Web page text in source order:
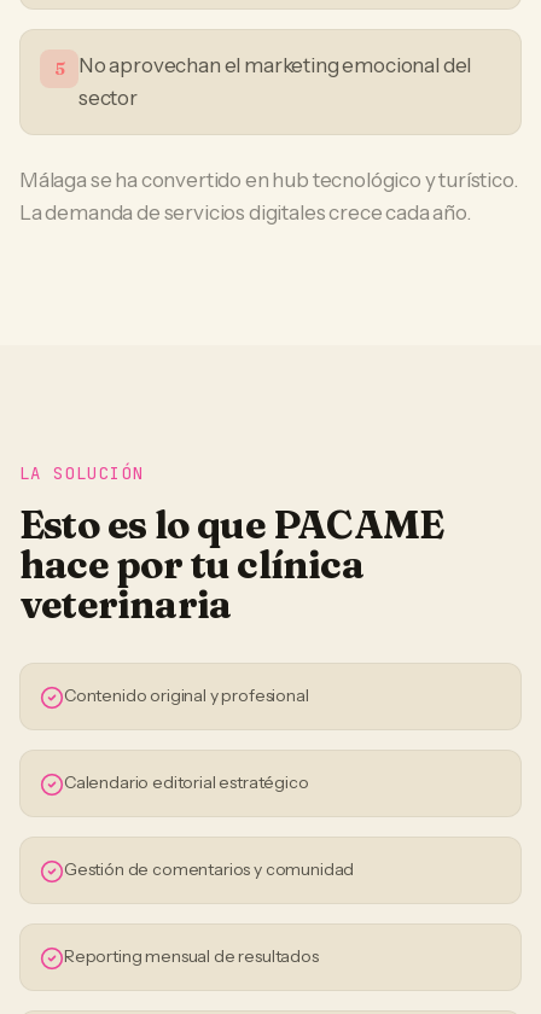
5
No aprovechan el marketing emocional del
sector
Málaga se ha convertido en hub tecnológico y turístico.
La demanda de servicios digitales crece cada año.
LA SOLUCIÓN
Esto es lo que PACAME
hace por tuclínica
veterinaria
Contenido original y profesional
Calendario editorial estratégico
Gestión de comentarios y comunidad
Reporting mensual de resultados